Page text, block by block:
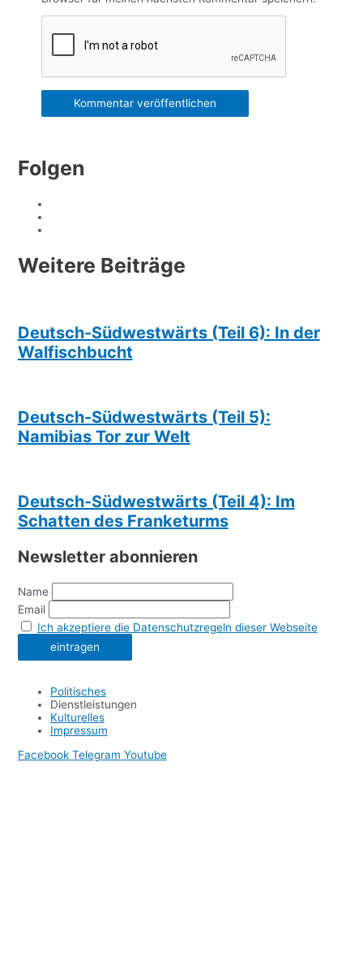
Folgen
Weitere Beiträge
Deutsch-Südwestwärts (Teil 6): In der
Walfischbucht
Deutsch-Südwestwärts (Teil 5):
Namibias Tor zur Welt
Deutsch-Südwestwärts (Teil 4): Im
Schatten des Franketurms
Newsletter abonnieren
Name
Email
Ich akzeptiere die Datenschutzregeln dieser Webseite
Politisches
Dienstleistungen
Kulturelles
Impressum
Facebook Telegram Youtube